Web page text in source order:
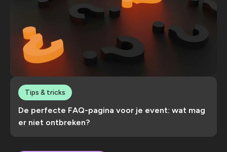
De perfecte FAQ-pagina voor je event: wat mag
er niet ontbreken?
Tips & tricks